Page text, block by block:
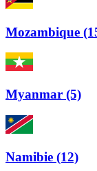
Mozambique
Myanmar (5)
Namibie (12)